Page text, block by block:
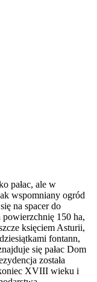
pałac, ale w
wspomniany ogród
na spacer do
150 ha,
księciem Asturii,
fontann,
się pałac Dom
została
XVIII wieku i